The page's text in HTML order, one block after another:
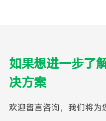
如果想进一步了
决方案
欢迎留言咨询，我们将为